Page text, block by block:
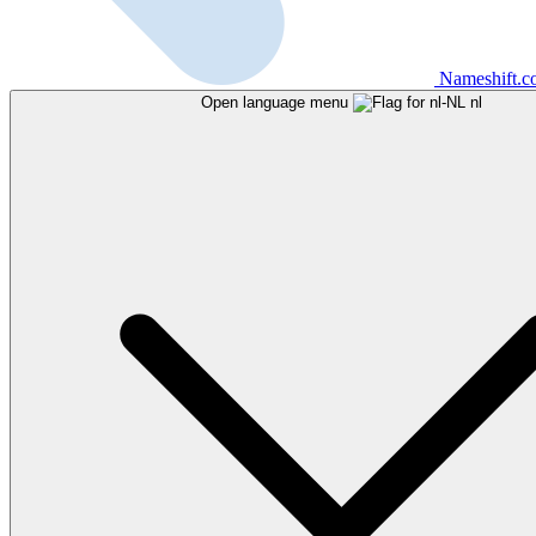
Open language menu nl